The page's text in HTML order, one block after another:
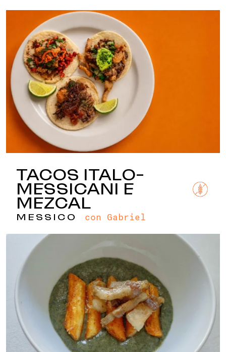
TACOS ITALO-
MESSICANI E
MEZCAL
MESSICO con Gabriel